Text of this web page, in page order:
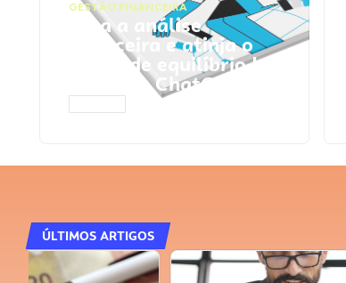
GESTÃO FINANCEIRA
Faça a análise
financeira e atinja o
ponto de equilíbrio |
Prompts ChatGPT
ÚLTIMOS ARTIGOS